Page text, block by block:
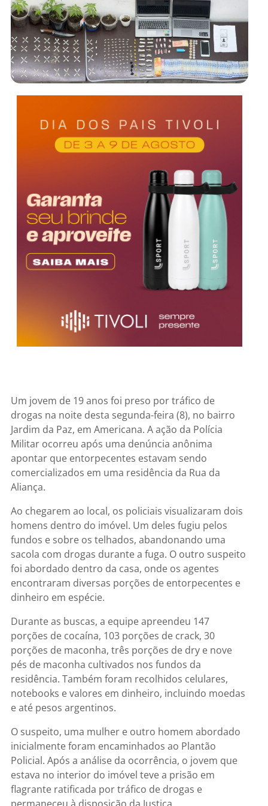
Um jovem de 19 anos foi preso por tráfico de
drogas na noite desta segunda-feira (8), no bairro
Jardim da Paz, em Americana. A ação da Polícia
Militar ocorreu após uma denúncia anônima
apontar que entorpecentes estavam sendo
comercializados em uma residência da Rua da
Aliança.
Ao chegarem ao local, os policiais visualizaram dois
homens dentro do imóvel. Um deles fugiu pelos
fundos e sobre os telhados, abandonando uma
sacola com drogas durante a fuga. O outro suspeito
foi abordado dentro da casa, onde os agentes
encontraram diversas porções de entorpecentes e
dinheiro em espécie.
Durante as buscas, a equipe apreendeu 147
porções de cocaína, 103 porções de crack, 30
porções de maconha, três porções de dry e nove
pés de maconha cultivados nos fundos da
residência. Também foram recolhidos celulares,
notebooks e valores em dinheiro, incluindo moedas
e até pesos argentinos.
O suspeito, uma mulher e outro homem abordado
inicialmente foram encaminhados ao Plantão
Policial. Após a análise da ocorrência, o jovem que
estava no interior do imóvel teve a prisão em
flagrante ratificada por tráfico de drogas e